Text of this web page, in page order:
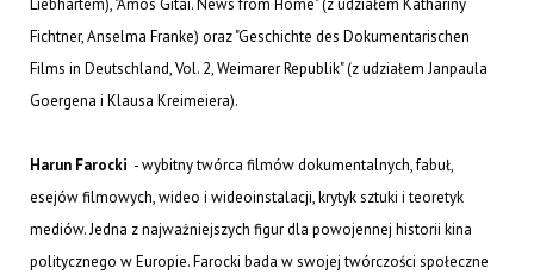
Liebhartem), "Amos Gitai. News from Home" (z udziałem Kathariny
Fichtner, Anselma Franke) oraz "Geschichte des Dokumentarischen
Films in Deutschland, Vol. 2, Weimarer Republik" (z udziałem Janpaula
Goergena i Klausa Kreimeiera).
Harun Farocki - wybitny twórca filmów dokumentalnych, fabuł,
esejów filmowych, wideo i wideoinstalacji, krytyk sztuki i teoretyk
mediów. Jedna z najważniejszych figur dla powojennej historii kina
politycznego w Europie. Farocki bada w swojej twórczości społeczne